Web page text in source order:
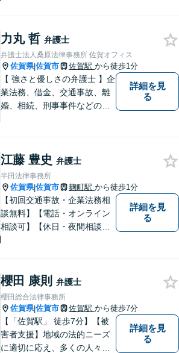
お持ち帰りいただけるよう，
全力を尽くします。
力丸 哲 弁護士
弁護士法人桑原法律事務所 佐賀オフィス
佐賀県|佐賀市 佐賀駅 から徒歩1分
【 強さと優しさの弁護士 】企
業法務、借金、交通事故、離
婚、相続、刑事事件などのご
なリーガルサービスを提供い
たします。
詳細を見
る
江藤 豊史 弁護士
半田法律事務所
佐賀県|佐賀市 麹町駅 から徒歩1分
【初回交通事故・企業法務相
談無料】【電話・オンライン
相談可】【休日・夜間相談
詳細を見
る
櫻田 康則 弁護士
櫻田総合法律事務所
佐賀県|佐賀市 佐賀駅 から徒歩7分
【「佐賀駅」 徒歩7分】【被
害者支援】地域の法的ニーズ
に適切に応え、多くの人々の
詳細を見
る